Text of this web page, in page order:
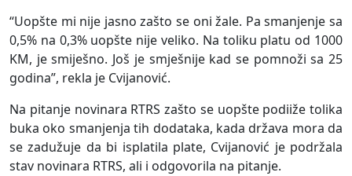
“Uopšte mi nije jasno zašto se oni žale. Pa smanjenje sa
0,5% na 0,3% uopšte nije veliko. Na toliku platu od 1000
KM, je smiješno. Još je smješnije kad se pomnoži sa 25
godina”, rekla je Cvijanović.
Na pitanje novinara RTRS zašto se uopšte podiiže tolika
buka oko smanjenja tih dodataka, kada država mora da
se zadužuje da bi isplatila plate, Cvijanović je podržala
stav novinara RTRS, ali i odgovorila na pitanje.